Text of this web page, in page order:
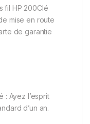
fil HP 200Clé
mise en route
de garantie
: Ayez l’esprit
d’un an.